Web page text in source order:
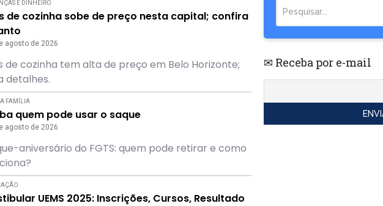
E DINHEIRO
de cozinha sobe de preço nesta capital; confira
agosto de 2026
de cozinha tem alta de preço em Belo Horizonte;
detalhes.
FAMÍLIA
quem pode usar o saque
agosto de 2026
aniversário do FGTS: quem pode retirar e como
UEMS 2025: Inscrições, Cursos, Resultado
✉ Receba por e-mail